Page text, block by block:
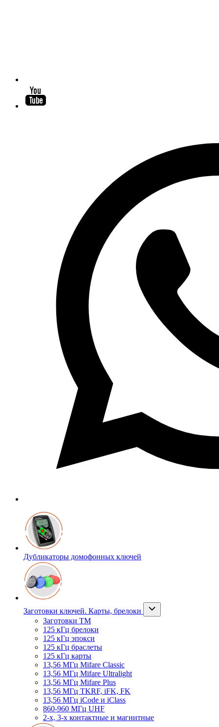
Дубликаторы домофонных ключей
Заготовки ключей. Карты, брелоки
Заготовки ТМ
125 кГц брелоки
125 кГц эпокси
125 кГц браслеты
125 кГц карты
13,56 МГц Mifare Classic
13,56 МГц Mifare Ultralight
13,56 МГц Mifare Plus
13,56 МГц TKRF, iFK, FK
13,56 МГц iCode и iClass
860-960 МГц UHF
2-х, 3-х контактные и магнитные